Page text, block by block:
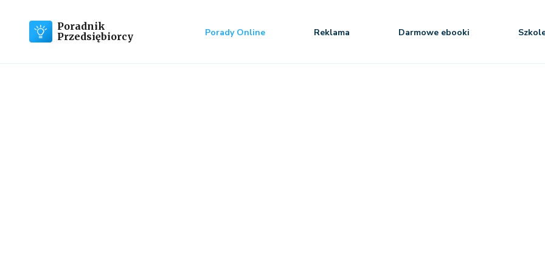
Poradnik
Przedsiębiorcy
Porady Online Reklama Darmowe ebooki